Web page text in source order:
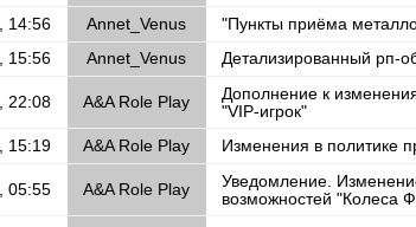
14:56
Annet_Venus
"Пункты приёма
15:56
Annet_Venus Детализированный рп-
22:08 A&A Role Play
Дополнение к
"VIP-игрок"
15:19
A&A Role Play Изменения в политике
05:55 A&A Role Play
Уведомление.
возможностей "Колеса